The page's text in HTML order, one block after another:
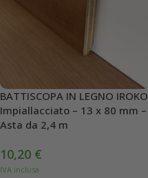
BATTISCOPA IN LEGNO IROKO
Impiallacciato – 13 x 80 mm –
Asta da 2,4 m
10,20 €